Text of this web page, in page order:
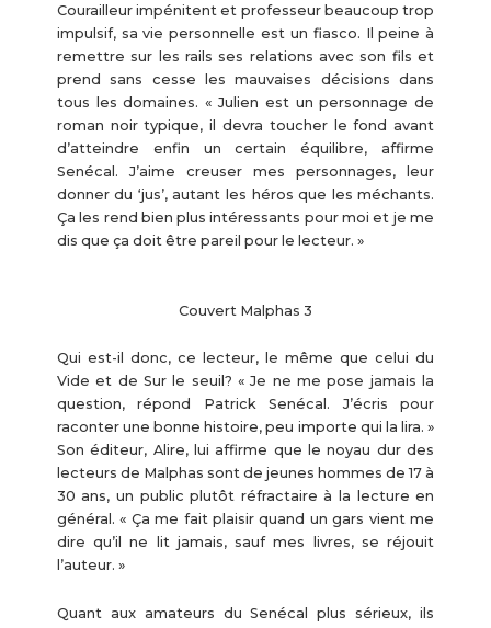
Courailleur impénitent et professeur beaucoup trop
impulsif, sa vie personnelle est un fiasco. Il peine à
remettre sur les rails ses relations avec son fils et
prend sans cesse les mauvaises décisions dans
tous les domaines. « Julien est un personnage de
roman noir typique, il devra toucher le fond avant
d’atteindre enfin un certain équilibre, affirme
Senécal. J’aime creuser mes personnages, leur
donner du ‘jus’, autant les héros que les méchants.
Ça les rend bien plus intéressants pour moi et je me
dis que ça doit être pareil pour le lecteur. »
Couvert Malphas 3
Qui est-il donc, ce lecteur, le même que celui du
Vide et de Sur le seuil? « Je ne me pose jamais la
question, répond Patrick Senécal. J’écris pour
raconter une bonne histoire, peu importe qui la lira. »
Son éditeur, Alire, lui affirme que le noyau dur des
lecteurs de Malphas sont de jeunes hommes de 17 à
30 ans, un public plutôt réfractaire à la lecture en
général. « Ça me fait plaisir quand un gars vient me
dire qu’il ne lit jamais, sauf mes livres, se réjouit
l’auteur. »
Quant aux amateurs du Senécal plus sérieux, ils